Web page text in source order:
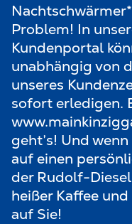
Problem! In
Kundenportal
unabhängig von
unseres
sofort erledigen.
geht’s! Und
auf einen
der Rudolf-
heißer Kaffee
auf Sie!